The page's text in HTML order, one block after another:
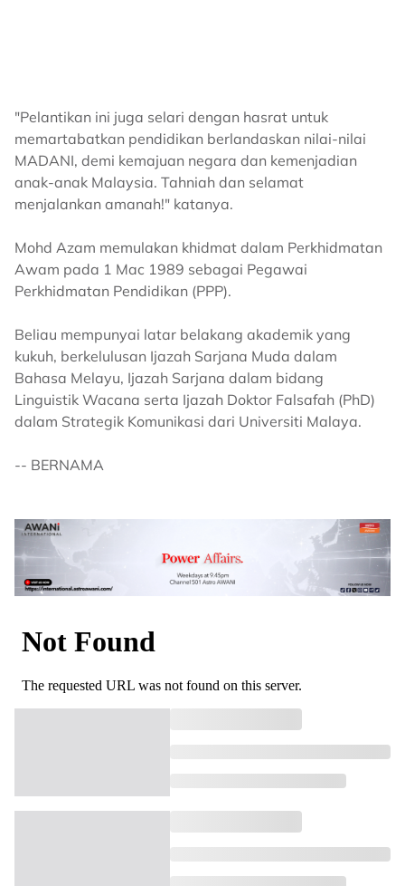
"Pelantikan ini juga selari dengan hasrat untuk
memartabatkan pendidikan berlandaskan nilai-nilai
MADANI, demi kemajuan negara dan kemenjadian
anak-anak Malaysia. Tahniah dan selamat
menjalankan amanah!" katanya.
Mohd Azam memulakan khidmat dalam Perkhidmatan
Awam pada 1 Mac 1989 sebagai Pegawai
Perkhidmatan Pendidikan (PPP).
Beliau mempunyai latar belakang akademik yang
kukuh, berkelulusan Ijazah Sarjana Muda dalam
Bahasa Melayu, Ijazah Sarjana dalam bidang
Linguistik Wacana serta Ijazah Doktor Falsafah (PhD)
dalam Strategik Komunikasi dari Universiti Malaya.
-- BERNAMA